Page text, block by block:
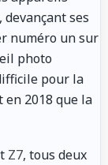
ses
numéro un sur
photo
pour la
en 2018 que la
Z7, tous deux